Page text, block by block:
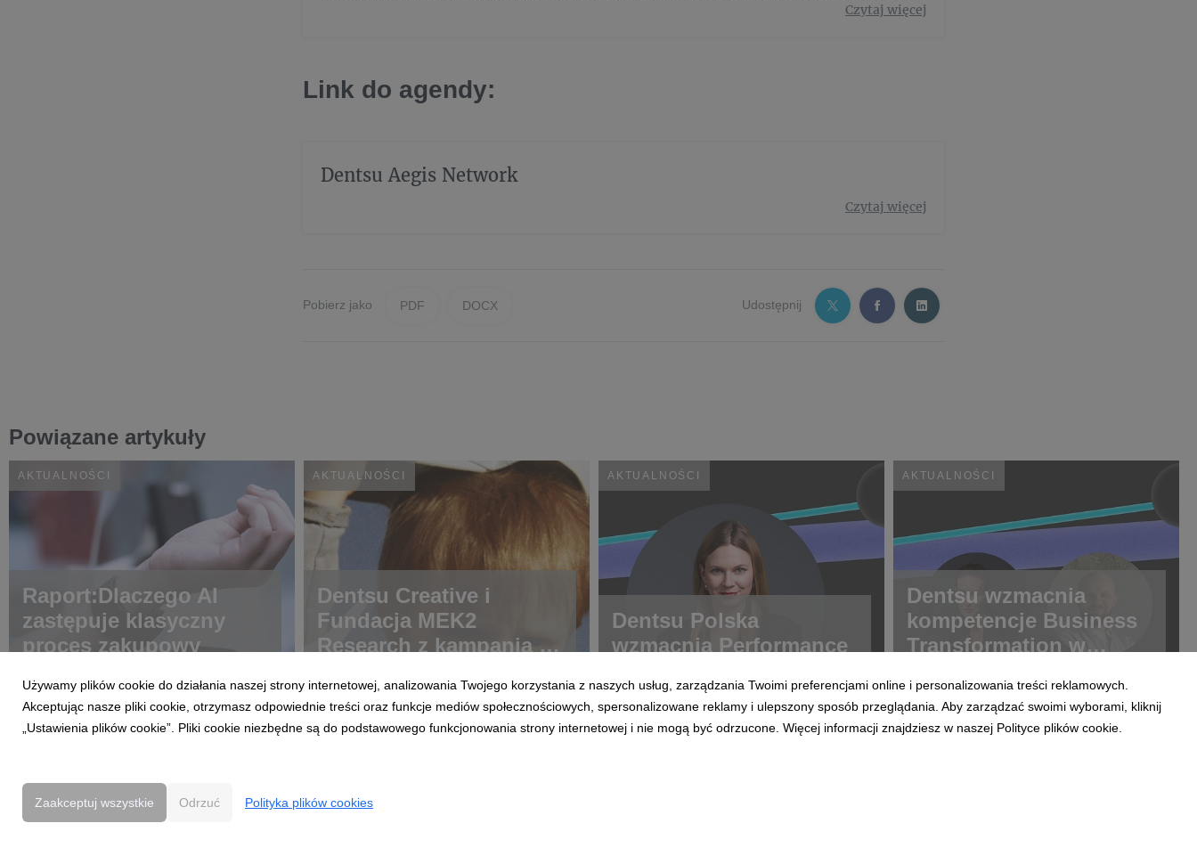
Czytaj więcej
Link do agendy:
Dentsu Aegis Network
Czytaj więcej
Pobierz jako PDF DOCX Udostępnij
Powiązane artykuły
AKTUALNOŚCI
Raport:Dlaczego AI
zastępuje klasyczny
proces zakupowy
AKTUALNOŚCI
Dentsu Creative i
Fundacja MEK2
Research z kampanią o
AKTUALNOŚCI
Dentsu Polska
wzmacnia Performance
AKTUALNOŚCI
Dentsu wzmacnia
kompetencje Business
Transformation w
Używamy plików cookie do działania naszej strony internetowej, analizowania Twojego korzystania z naszych usług, zarządzania Twoimi preferencjami online i personalizowania treści reklamowych.
Akceptując nasze pliki cookie, otrzymasz odpowiednie treści oraz funkcje mediów społecznościowych, spersonalizowane reklamy i ulepszony sposób przeglądania. Aby zarządzać swoimi wyborami, kliknij
„Ustawienia plików cookie”. Pliki cookie niezbędne są do podstawowego funkcjonowania strony internetowej i nie mogą być odrzucone. Więcej informacji znajdziesz w naszej Polityce plików cookie.
Zaakceptuj wszystkie Odrzuć Polityka plików cookies